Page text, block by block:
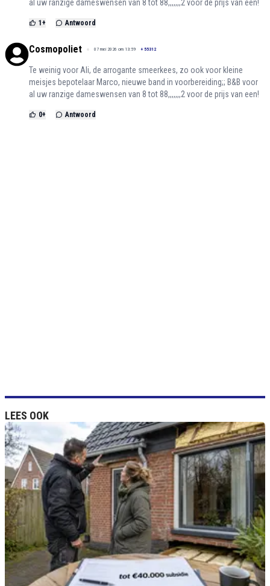
al uw ranzige dameswensen van 8 tot 88,,,,,,,2 voor de prijs van een!
1 + Antwoord
Cosmopoliet 07 mei 2026 om 13:59 + 55312
Te weinig voor Ali, de arrogante smeerkees, zo ook voor kleine
meisjes bepotelaar Marco, nieuwe band in voorbereiding;; B&B voor
al uw ranzige dameswensen van 8 tot 88,,,,,,,2 voor de prijs van een!
0+ Antwoord
LEES OOK